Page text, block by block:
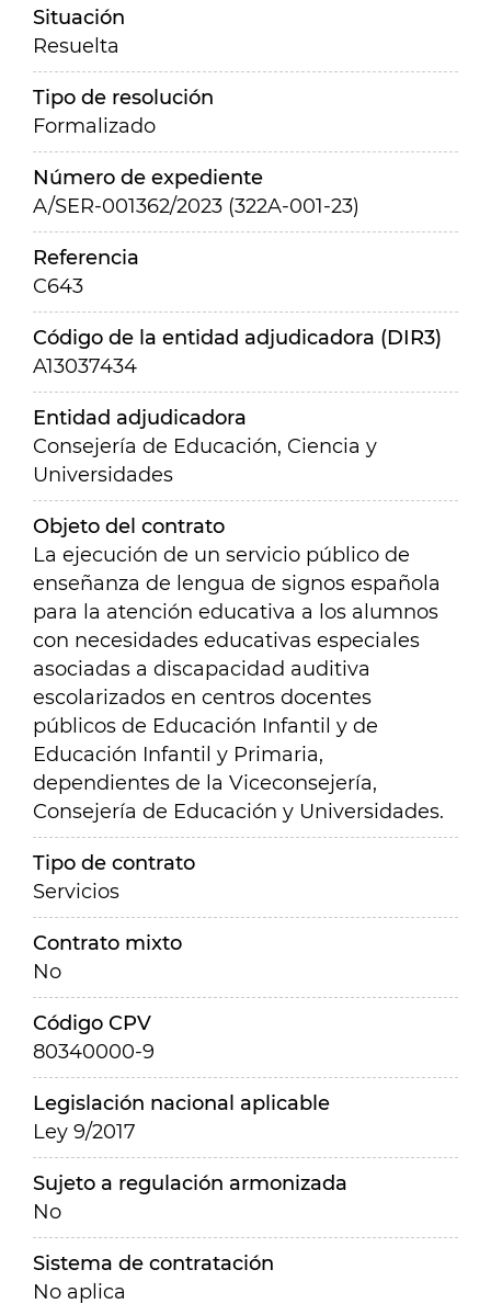
Situación
Resuelta
Tipo de resolución
Formalizado
Número de expediente
A/SER-001362/2023 (322A-001-23)
Referencia
C643
Código de la entidad adjudicadora (DIR3)
A13037434
Entidad adjudicadora
Consejería de Educación, Ciencia y
Universidades
Objeto del contrato
La ejecución de un servicio público de
enseñanza de lengua de signos española
para la atención educativa a los alumnos
con necesidades educativas especiales
asociadas a discapacidad auditiva
escolarizados en centros docentes
públicos de Educación Infantil y de
Educación Infantil y Primaria,
dependientes de la Viceconsejería,
Consejería de Educación y Universidades.
Tipo de contrato
Servicios
Contrato mixto
No
Código CPV
80340000-9
Legislación nacional aplicable
Ley 9/2017
Sujeto a regulación armonizada
No
Sistema de contratación
No aplica